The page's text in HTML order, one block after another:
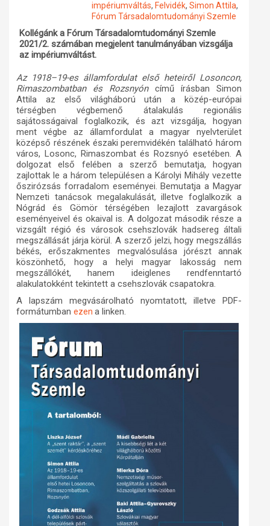
Műhelymunkák
impériumváltás, Felvidék, Simon Attila,
Fórum Társadalomtudományi Szemle
Kollégánk a Fórum Társadalomtudományi Szemle
2021/2. számában megjelent tanulmányában vizsgálja
az impériumváltást.
Az 1918–19-es államfordulat első heteiről Losoncon,
Rimaszombatban és Rozsnyóncímű írásban Simon
Attila az első világháború után a közép-európai
térségben végbemenő átalakulás regionális
sajátosságaival foglalkozik, és azt vizsgálja, hogyan
ment végbe az államfordulat a magyar nyelvterület
középső részének északi peremvidékén található három
város, Losonc, Rimaszombat és Rozsnyó esetében. A
dolgozat első felében a szerző bemutatja, hogyan
zajlottak le a három településen a Károlyi Mihály vezette
őszirózsás forradalom eseményei. Bemutatja a Magyar
Nemzeti tanácsok megalakulását, illetve foglalkozik a
Nógrád és Gömör térségében lezajlott zavargások
eseményeivel és okaival is. A dolgozat második része a
vizsgált régió és városok csehszlovák hadsereg általi
megszállását járja körül. A szerző jelzi, hogy megszállás
békés, erőszakmentes megvalósulása jórészt annak
köszönhető, hogy a helyi magyar lakosság nem
megszállókét, hanem ideiglenes rendfenntartó
alakulatokként tekintett a csehszlovák csapatokra.
A lapszám megvásárolható nyomtatott, illetve PDF-
formátumban ezen a linken.